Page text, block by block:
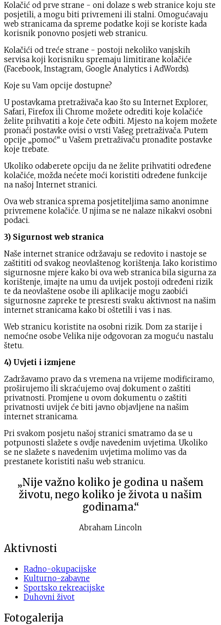
Kolačić od prve strane - oni dolaze s web stranice koju ste
posjetili, a mogu biti privremeni ili stalni. Omogućavaju
web stranicama da spreme podatke koji se koriste kada
korisnik ponovno posjeti web stranicu.
Kolačići od treće strane - postoji nekoliko vanjskih
servisa koji korisniku spremaju limitirane kolačiće
(Facebook, Instagram, Google Analytics i AdWords).
Koje su Vam opcije dostupne?
U postavkama pretraživača kao što su Internet Explorer,
Safari, Firefox ili Chrome možete odrediti koje kolačiće
želite prihvatiti a koje čete odbiti. Mjesto na kojem možete
pronaći postavke ovisi o vrsti Vašeg pretraživača. Putem
opcije „pomoć“ u Vašem pretraživaču pronađite postavke
koje trebate.
Ukoliko odaberete opciju da ne želite prihvatiti određene
kolačiće, možda nećete moći koristiti određene funkcije
na našoj Internet stranici.
Ova web stranica sprema posjetiteljima samo anonimne
privremene kolačiće. U njima se ne nalaze nikakvi osobni
podaci.
3) Sigurnost web stranica
Naše internet stranice održavaju se redovito i nastoje se
zaštititi od svakog neovlaštenog korištenja. Iako koristimo
sigurnosne mjere kako bi ova web stranica bila sigurna za
korištenje, imajte na umu da uvijek postoji određeni rizik
te da neovlaštene osobe ili aplikacije mogu zaobići
sigurnosne zapreke te presresti svaku aktivnost na našim
internet stranicama kako bi oštetili i vas i nas.
Web stranicu koristite na osobni rizik. Dom za starije i
nemoćne osobe Velika nije odgovoran za moguću nastalu
štetu.
4) Uvjeti i izmjene
Zadržavamo pravo da s vremena na vrijeme modificiramo,
proširujemo ili skraćujemo ovaj dokument o zaštiti
privatnosti. Promjene u ovom dokumentu o zaštiti
privatnosti uvijek će biti javno objavljene na našim
internet stranicama.
Pri svakom posjetu našoj stranici smatramo da se u
potpunosti slažete s ovdje navedenim uvjetima. Ukoliko
se ne slažete s navedenim uvjetima molimo vas da
prestanete koristiti našu web stranicu.
„Nije važno koliko je godina u našem
životu, nego koliko je života u našim
godinama.“
Abraham Lincoln
Aktivnosti
Radno-okupacijske
Kulturno-zabavne
Sportsko rekreacijske
Duhovni život
Fotogalerija